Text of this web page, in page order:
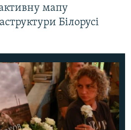
мапу
Білорусі